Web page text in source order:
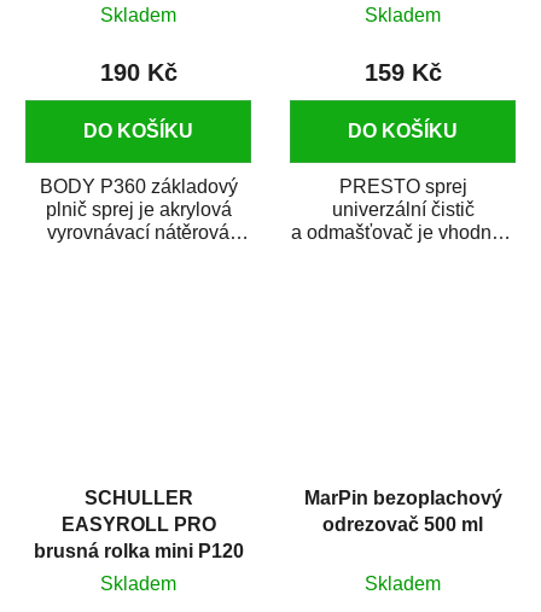
Skladem
190 Kč
DO KOŠÍKU
BODY P360 základový
plnič sprej je akrylová
vyrovnávací nátěrová
Skladem
159 Kč
DO KOŠÍKU
PRESTO sprej
univerzální čistič
a odmašťovač je vhodný k
SCHULLER
EASYROLL PRO
brusná rolka mini P120
Skladem
MarPin bezoplachový
odrezovač 500 ml
Skladem